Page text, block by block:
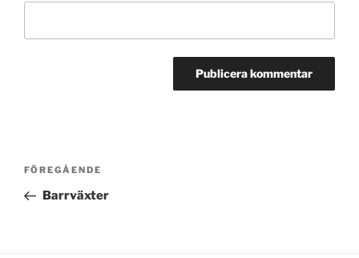
Inläggsnavigering
Föregående
inlägg
FÖREGÅENDE
Barrväxter